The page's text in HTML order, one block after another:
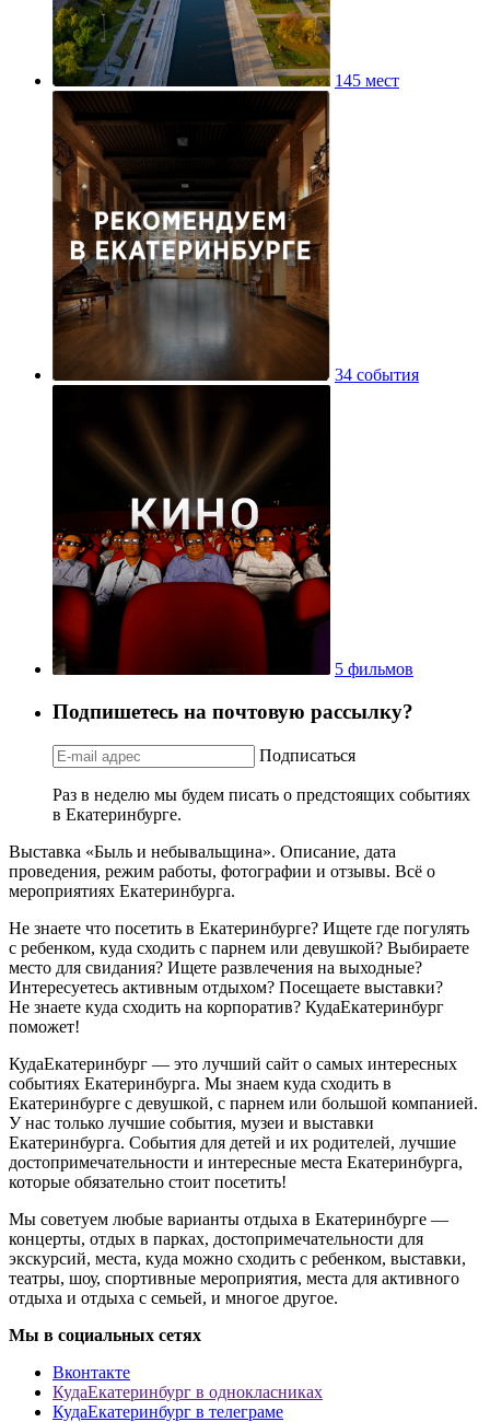
145 мест
34 события
5 фильмов
Подпишетесь на почтовую рассылку?
Подписаться
Раз в неделю мы будем писать о предстоящих событиях
в Екатеринбурге.
Выставка «Быль и небывальщина». Описание, дата
проведения, режим работы, фотографии и отзывы. Всё о
мероприятиях Екатеринбурга.
Не знаете что посетить в Екатеринбурге? Ищете где погулять
с ребенком, куда сходить с парнем или девушкой? Выбираете
место для свидания? Ищете развлечения на выходные?
Интересуетесь активным отдыхом? Посещаете выставки?
Не знаете куда сходить на корпоратив? КудаЕкатеринбург
поможет!
КудаЕкатеринбург — это лучший сайт о самых интересных
событиях Екатеринбурга. Мы знаем куда сходить в
Екатеринбурге с девушкой, с парнем или большой компанией.
У нас только лучшие события, музеи и выставки
Екатеринбурга. События для детей и их родителей, лучшие
достопримечательности и интересные места Екатеринбурга,
которые обязательно стоит посетить!
Мы советуем любые варианты отдыха в Екатеринбурге —
концерты, отдых в парках, достопримечательности для
экскурсий, места, куда можно сходить с ребенком, выставки,
театры, шоу, спортивные мероприятия, места для активного
отдыха и отдыха с семьей, и многое другое.
Мы в социальных сетях
Вконтакте
КудаЕкатеринбург в однокласниках
КудаЕкатеринбург в телеграме